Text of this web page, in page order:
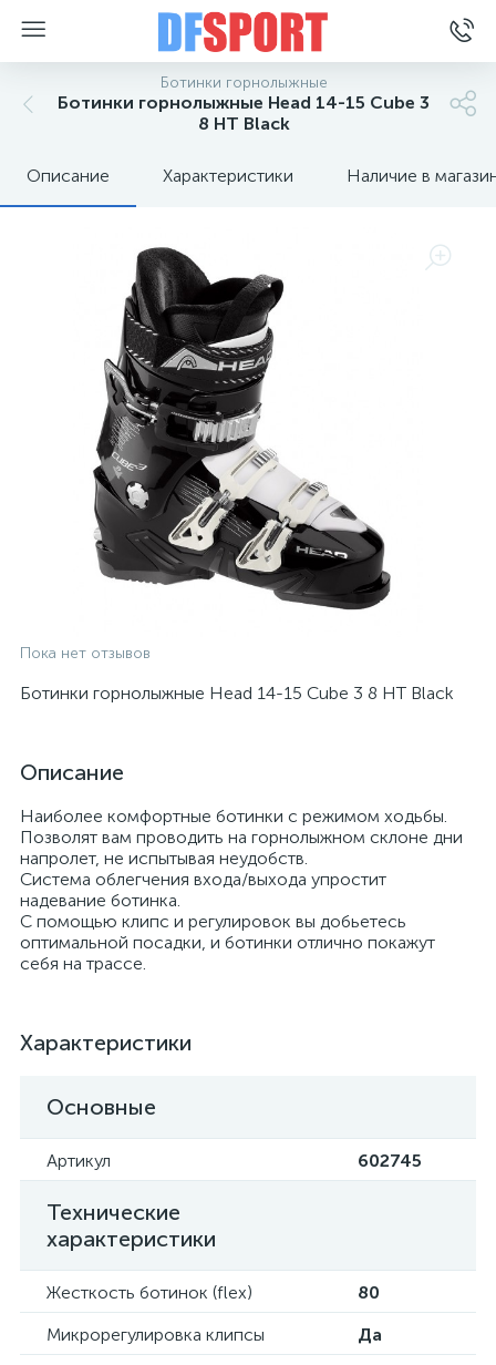
Ботинки горнолыжные
Ботинки горнолыжные Head 14-15 Cube 3
8 HT Black
Описание Характеристики Наличие в
Пока нет отзывов
Ботинки горнолыжные Head 14-15 Cube 3 8 HT Black
Описание
Наиболее комфортные ботинки с режимом ходьбы.
Позволят вам проводить на горнолыжном склоне дни
напролет, не испытывая неудобств.
Система облегчения входа/выхода упростит
надевание ботинка.
С помощью клипс и регулировок вы добьетесь
оптимальной посадки, и ботинки отлично покажут
себя на трассе.
Характеристики
Основные
Артикул 602745
Технические
характеристики
Жесткость ботинок (flex)
80
Микрорегулировка клипсы
Да